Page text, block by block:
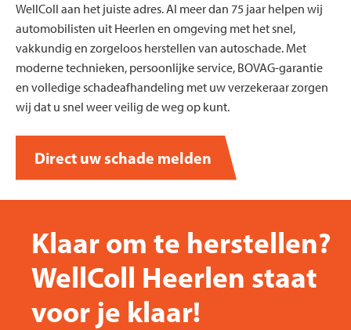
WellColl aan het juiste adres. Al meer dan 75 jaar helpen wij
automobilisten uit Heerlen en omgeving met het snel,
vakkundig en zorgeloos herstellen van autoschade. Met
moderne technieken, persoonlijke service, BOVAG-garantie
en volledige schadeafhandeling met uw verzekeraar zorgen
wij dat u snel weer veilig de weg op kunt.
Direct uw schade melden
Klaar om te herstellen?
WellColl Heerlen staat
voor je klaar!